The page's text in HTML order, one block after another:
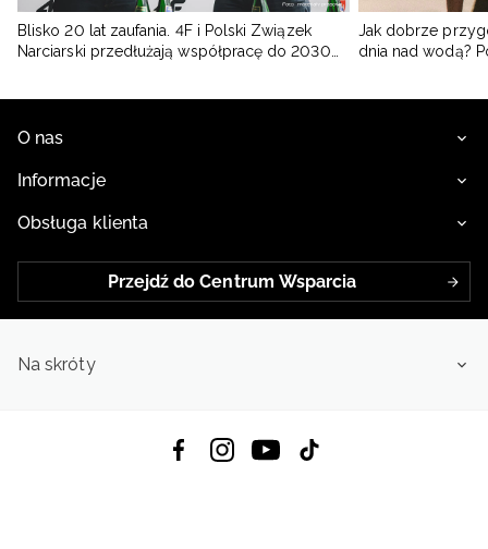
Blisko 20 lat zaufania. 4F i Polski Związek
Narciarski przedłużają współpracę do 2030
Jak dobrze
dnia nad wodą?
O nas
Informacje
Obsługa klienta
Przejdź do Centrum Wsparcia
Na skróty